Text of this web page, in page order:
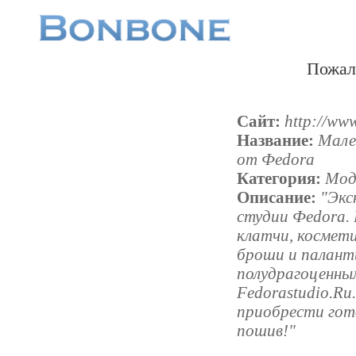
Сайт: http://
Название:
от Фedora
Категория:
Описание:
студии Фedora.
клатчи,
броши и
приобрести
пошив!"